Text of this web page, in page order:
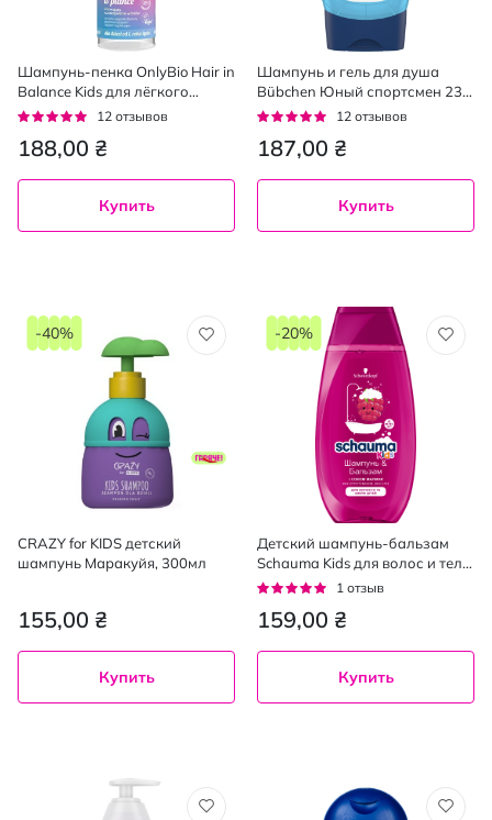
Шампунь-пенка OnlyBio Hair in
Balance Kids для лёгкого
расчесывания волос 150 мл
Рейтинг:
12 отзывов
188,00 ₴
Купить
Шампунь и гель для душа
Bübchen Юный спортсмен 230
мл
Рейтинг:
12 отзывов
187,00 ₴
Купить
CRAZY for KIDS детский
шампунь Маракуйя, 300мл
155,00 ₴
-40%
Купить
Детский шампунь-бальзам
Schauma Kids для волос и тела
с соком малины 250 мл
Рейтинг:
1 отзыв
159,00 ₴
-20%
Купить